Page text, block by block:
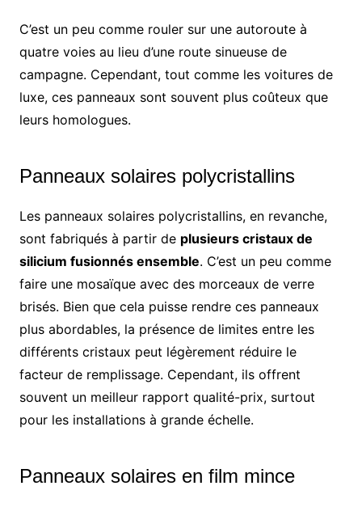
C’est un peu comme rouler sur une autoroute à
quatre voies au lieu d’une route sinueuse de
campagne. Cependant, tout comme les voitures de
luxe, ces panneaux sont souvent plus coûteux que
leurs homologues.
Panneaux solaires polycristallins
Les panneaux solaires polycristallins, en revanche,
sont fabriqués à partir de plusieurs cristaux de
silicium fusionnés ensemble. C’est un peu comme
faire une mosaïque avec des morceaux de verre
brisés. Bien que cela puisse rendre ces panneaux
plus abordables, la présence de limites entre les
différents cristaux peut légèrement réduire le
facteur de remplissage. Cependant, ils offrent
souvent un meilleur rapport qualité-prix, surtout
pour les installations à grande échelle.
Panneaux solaires en film mince